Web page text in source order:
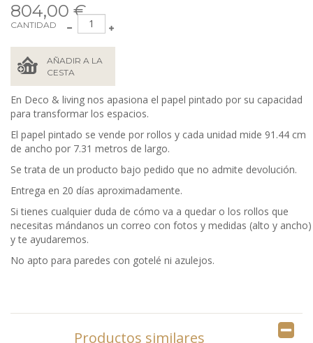
804,00 €
CANTIDAD
AÑADIR A LA
CESTA
En Deco & living nos apasiona el papel pintado por su capacidad
para transformar los espacios.
El papel pintado se vende por rollos y cada unidad mide 91.44 cm
de ancho por 7.31 metros de largo.
Se trata de un producto bajo pedido que no admite devolución.
Entrega en 20 días aproximadamente.
Si tienes cualquier duda de cómo va a quedar o los rollos que
necesitas mándanos un correo con fotos y medidas (alto y ancho)
y te ayudaremos.
No apto para paredes con gotelé ni azulejos.
Productos similares